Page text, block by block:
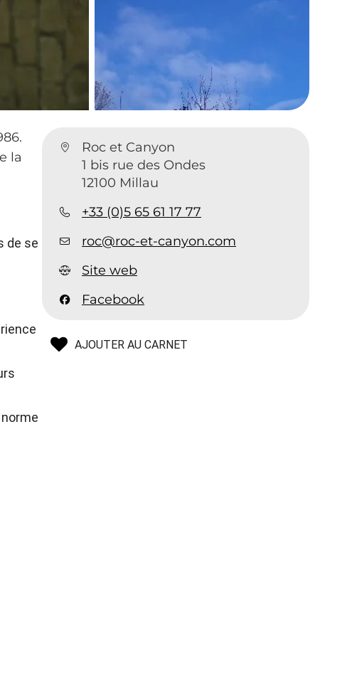
Roc et Canyon
1 bis rue des Ondes
12100 Millau
+33 (0)5 65 61 17 77
roc@roc-et-canyon.com
Site web
Facebook
AJOUTER AU CARNET
la
de se